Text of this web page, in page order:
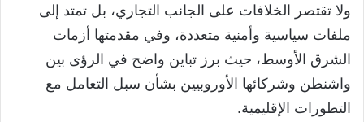
ولا تقتصر الخلافات على الجانب التجاري، بل تمتد إلى
ملفات سياسية وأمنية متعددة، وفي مقدمتها أزمات
الشرق الأوسط، حيث برز تباين واضح في الرؤى بين
واشنطن وشركائها الأوروبيين بشأن سبل التعامل مع
التطورات الإقليمية.